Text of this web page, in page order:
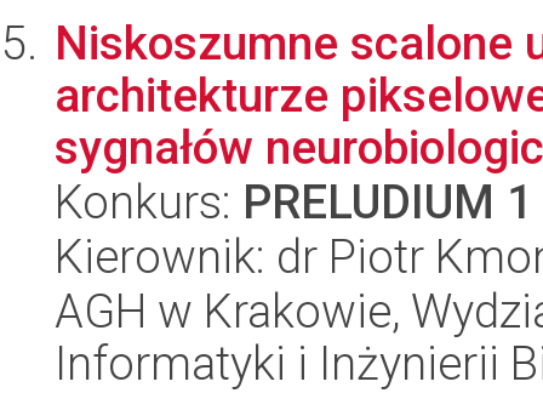
Niskoszumne scalone
architekturze
sygnałów
Konkurs: PRELUDIUM 1
Kierownik: dr Piotr
AGH w Krakowie,
Informatyki i Inżynierii